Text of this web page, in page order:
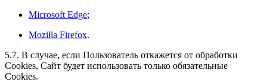
Microsoft Edge;
Mozilla Firefox.
5.7. В случае, если Пользователь откажется от обработки
Сookies, Сайт будет использовать только обязательные
Cookies.